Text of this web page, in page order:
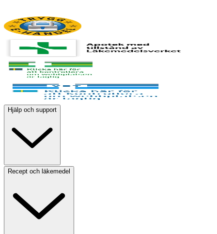
Hjälp och support
Recept och läkemedel